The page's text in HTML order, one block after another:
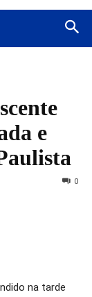
e
0
na tarde